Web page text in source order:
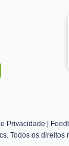
Privacidade |
Todos os direitos